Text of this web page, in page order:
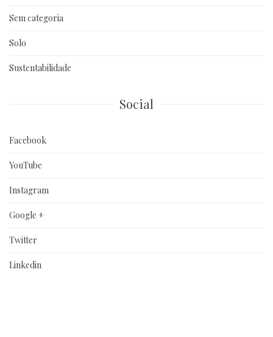
Sem categoria
Solo
Sustentabilidade
Social
Facebook
YouTube
Instagram
Google +
Twitter
Linkedin